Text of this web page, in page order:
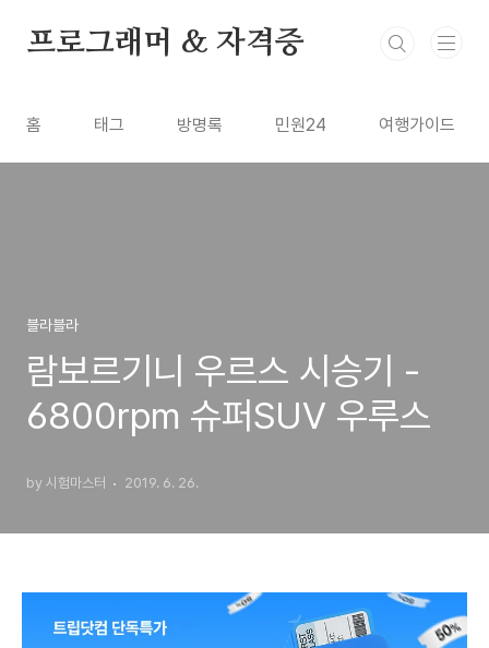
프로그래머 & 자격증
홈 태그 방명록 민원24 여행가이드
블라블라
람보르기니 우르스 시승기 -
6800rpm 슈퍼SUV 우루스
by 시험마스터 2019. 6. 26.